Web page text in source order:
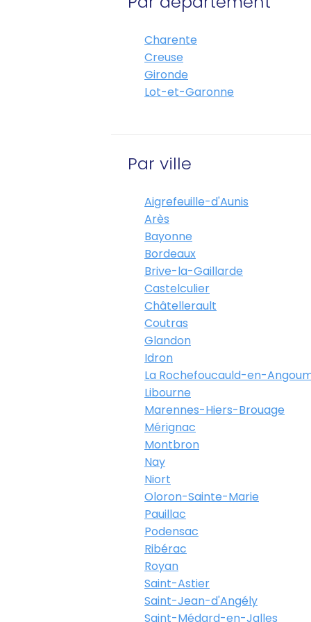
RDV
Charente
Creuse
Gironde
Lot-et-Garonne
Par ville
Aigrefeuille-d'Aunis
Arès
Bayonne
Bordeaux
Brive-la-Gaillarde
Castelculier
Châtellerault
Coutras
Glandon
Idron
La Rochefoucauld-en-
Libourne
Marennes-Hiers-Brouage
Mérignac
Montbron
Nay
Niort
Oloron-Sainte-Marie
Pauillac
Podensac
Ribérac
Royan
Saint-Astier
Saint-Jean-d'Angély
Saint-Médard-en-Jalles